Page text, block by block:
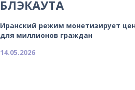
БЛЭКАУТА
Иранский режим монетизирует
для миллионов граждан
14.05.2026